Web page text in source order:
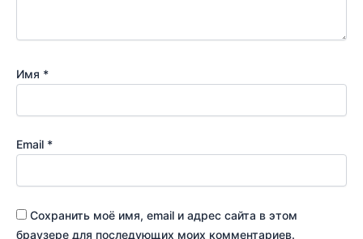
Имя *
Email *
Сохранить моё имя, email и адрес сайта в этом
браузере для последующих моих комментариев.